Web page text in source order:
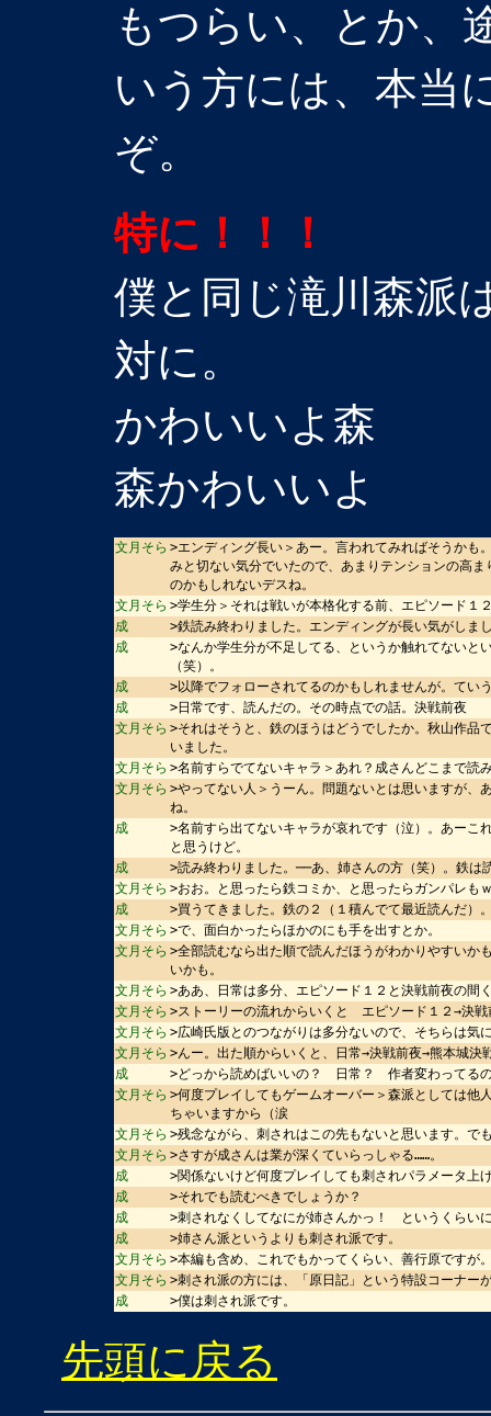
もつらい、とか、
いう方には、本当
ぞ。
特に！！！
僕と同じ滝川森派
対に。
かわいいよ森
森かわいいよ
文月そら >エンディング長い＞あー。言われてみればそうかも
みと切ない気分でいたので、あまりテンションの高
のかもしれないデスね。
文月そら >学生分＞それは戦いが本格化する前、エピソード１
成
>鉄読み終わりました。エンディングが長い気がしま
成
>なんか学生分が不足してる、というか触れてないと
（笑）。
成
>以降でフォローされてるのかもしれませんが。てい
成
>日常です、読んだの。その時点での話。決戦前夜
文月そら >それはそうと、鉄のほうはどうでしたか。秋山作品
いました。
文月そら >名前すらでてないキャラ＞あれ？成さんどこまで
文月そら >やってない人＞うーん。問題ないとは思いますが、
ね。
成
>名前すら出てないキャラが哀れです（泣）。あー
と思うけど。
成
>読み終わりました。──あ、姉さんの方（笑）。鉄は
文月そら >おお。と思ったら鉄コミか、と思ったらガンパレも
成
>買うてきました。鉄の２（１積んでて最近読んだ
文月そら >で、面白かったらほかのにも手を出すとか。
文月そら >全部読むなら出た順で読んだほうがわかりやすいか
いかも。
文月そら >ああ、日常は多分、エピソード１２と決戦前夜の間
文月そら >ストーリーの流れからいくと エピソード１２→決
文月そら >広崎氏版とのつながりは多分ないので、そちらは気
文月そら >んー。出た順からいくと、日常→決戦前夜→熊本城
成
>どっから読めばいいの？ 日常？ 作者変わってる
文月そら >何度プレイしてもゲームオーバー＞森派としては他
ちゃいますから（涙
文月そら >残念ながら、刺されはこの先もないと思います。で
文月そら >さすが成さんは業が深くていらっしゃる……。
成
>関係ないけど何度プレイしても刺されパラメータ上
成
>それでも読むべきでしょうか？
成
>刺されなくしてなにが姉さんかっ！ というくらい
成
>姉さん派というよりも刺され派です。
文月そら >本編も含め、これでもかってくらい、善行原ですが
文月そら >刺され派の方には、「原日記」という特設コーナー
成
>僕は刺され派です。
先頭に戻る